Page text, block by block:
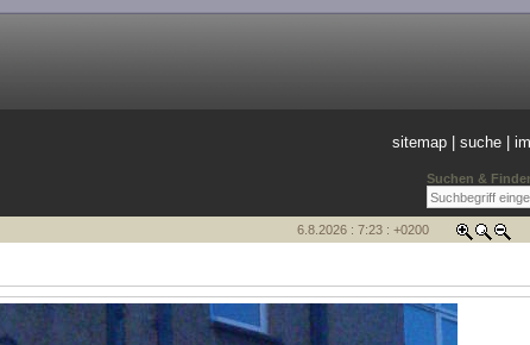
Suchen &
sitemap |suche |
6.8.2026 : 7:23 : +0200